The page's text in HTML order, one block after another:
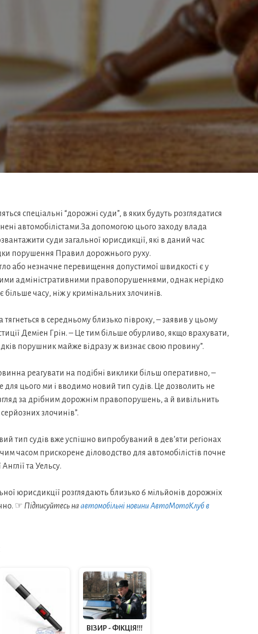
спеціальні “дорожні суди”, в яких будуть розглядатися
автомобілістами.За допомогою цього заходу влада
суди загальної юрисдикції, які в даний час
порушення Правил дорожнього руху.
або незначне перевищення допустимої швидкості є у
адміністративними правопорушеннями, однак нерідко
більше часу, ніж у кримінальних злочинів.
в середньому близько півроку, – заявив у цьому
Деміен Грін. – Це тим більше обурливо, якщо врахувати,
порушник майже відразу ж визнає свою провину”.
реагувати на подібні виклики більш оперативно, –
для цього ми і вводимо новий тип судів. Це дозволить не
за дрібним дорожнім правопорушень, а й вивільнить
злочинів”.
тип судів вже успішно випробуваний в дев’яти регіонах
часом прискорене діловодство для автомобілістів почне
та Уельсу.
юрисдикції розглядають близько 6 мільйонів дорожніх
☞ Підписуйтесь на автомобільні новини АвтоМотоКлуб в
ВІЗИР - ФІКЦІЯ!!!